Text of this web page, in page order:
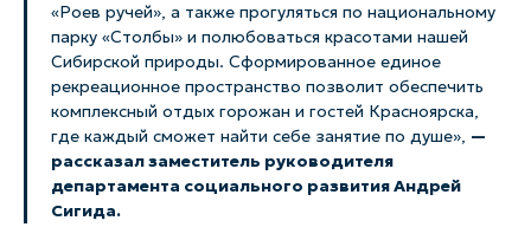
«Роев ручей», а также прогуляться по национальному
парку «Столбы» и полюбоваться красотами нашей
Сибирской природы. Сформированное единое
рекреационное пространство позволит обеспечить
комплексный отдых горожан и гостей Красноярска,
где каждый сможет найти себе занятие по душе», —
рассказал заместитель руководителя
департамента социального развития Андрей
Сигида.